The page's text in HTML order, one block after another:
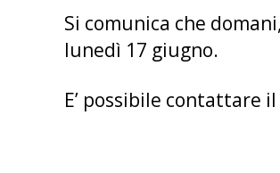
Si comunica che
lunedì 17 giugno.
E’ possibile contattare